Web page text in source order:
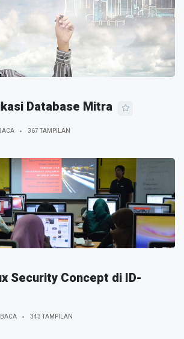
Database Mitra
367 TAMPILAN
Security Concept di ID-
343 TAMPILAN